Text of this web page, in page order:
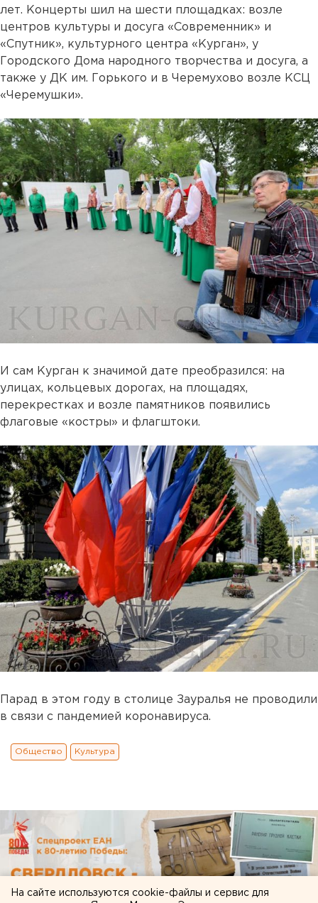
лет. Концерты шил на шести площадках: возле
центров культуры и досуга «Современник» и
«Спутник», культурного центра «Курган», у
Городского Дома народного творчества и досуга, а
также у ДК им. Горького и в Черемухово возле КСЦ
«Черемушки».
И сам Курган к значимой дате преобразился: на
улицах, кольцевых дорогах, на площадях,
перекрестках и возле памятников появились
флаговые «костры» и флагштоки.
Парад в этом году в столице Зауралья не проводили
в связи с пандемией коронавируса.
Общество Культура
На сайте используются cookie-файлы и сервис для